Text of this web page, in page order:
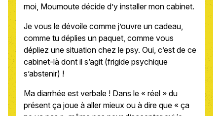
moi, Moumoute décide d’y installer mon cabinet.
Je vous le dévoile comme j’ouvre un cadeau,
comme tu déplies un paquet, comme vous
dépliez une situation chez le psy. Oui, c’est de ce
cabinet-là dont il s’agit (frigide psychique
s’abstenir) !
Ma diarrhée est verbale ! Dans le « réel » du
présent ça joue à aller mieux ou à dire que « ça